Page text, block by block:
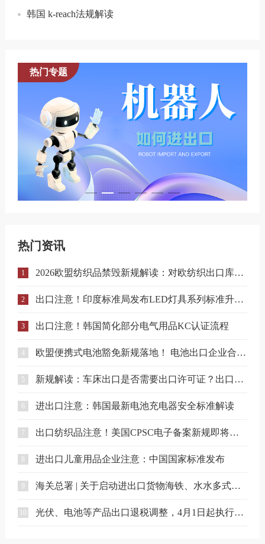
韩国 k-reach法规解读
热门专题
热门资讯
1 2026欧盟纺织品禁毁新规解读：对欧纺织出口库存合规与溯源指南
2 出口注意！印度标准局发布LED灯具系列标准升级实施指南
3 出口注意！韩国简化部分电气用品KC认证流程
4 欧盟便携式电池豁免新规落地！ 电池出口企业合规要点解读
5 新规解读：车床出口是否需要出口许可证？出口合规注意事项
6 进出口注意：韩国最新电池充电器安全标准解读
7 出口纺织品注意！美国CPSC电子备案新规即将实施
8 进出口儿童用品企业注意：中国国家标准发布
9 海关总署 | 关于启动进出口货物海铁、水水多式联运业务模式试点相关事项的公告
10 光伏、电池等产品出口退税调整，4月1日起执行（附详细清单）